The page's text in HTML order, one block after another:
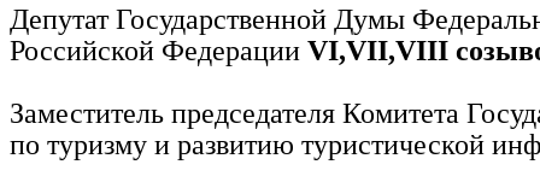
Депутат Государственной Думы
Российской Федерации VI,VII,VIII
Заместитель председателя Комитета
по туризму и развитию туристической